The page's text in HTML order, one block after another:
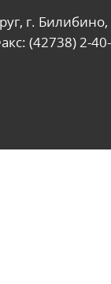
г. Билибино,
(42738) 2-